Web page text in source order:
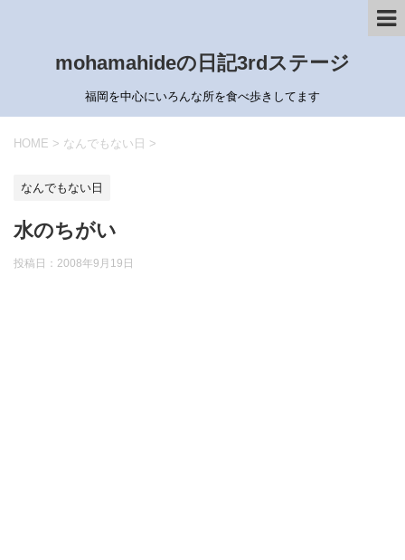
mohamahideの日記3rdステージ
福岡を中心にいろんな所を食べ歩きしてます
HOME > なんでもない日 >
なんでもない日
水のちがい
投稿日： 2008年9月19日